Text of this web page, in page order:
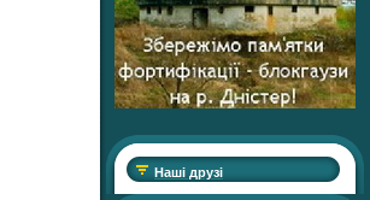
Наші друзі